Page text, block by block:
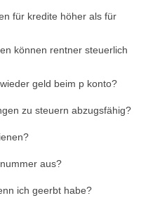
für kredite höher als für
können rentner steuerlich
geld beim p konto?
zu steuern abzugsfähig?
aus?
ich geerbt habe?